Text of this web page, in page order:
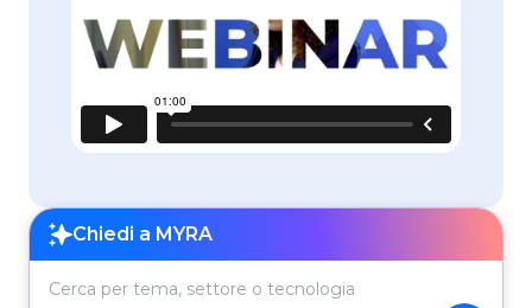
Chiedi a MYRA
Cerca per tema, settore o tecnologia